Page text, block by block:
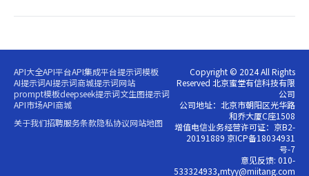
API大全API平台API集成平台提示词模板
AI提示词AI提示词商城提示词网站
prompt模板deepseek提示词文生图提示词
API市场API商城
关于我们招聘服务条款隐私协议网站地图
Copyright © 2024 All Rights
Reserved 北京蜜堂有信科技有限
公司
公司地址：北京市朝阳区光华路
和乔大厦C座1508
增值电信业务经营许可证：京B2-
20191889 京ICP备18034931
号-7
意见反馈: 010-
533324933,mtyy@miitang.com